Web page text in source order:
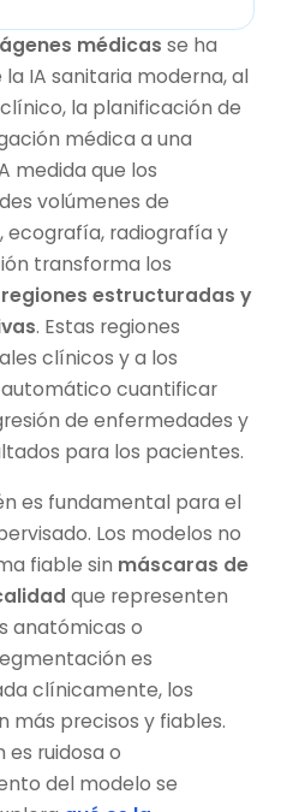
médicas se ha
IA sanitaria moderna, al
la planificación de
médica a una
medida que los
volúmenes de
ecografía, radiografía y
transforma los
regiones estructuradas y
. Estas regiones
clínicos y a los
cuantificar
de enfermedades y
para los pacientes.
es fundamental para el
Los modelos no
fiable sin máscaras de
que representen
anatómicas o
es
clínicamente, los
más precisos y fiables.
ruidosa o
del modelo se